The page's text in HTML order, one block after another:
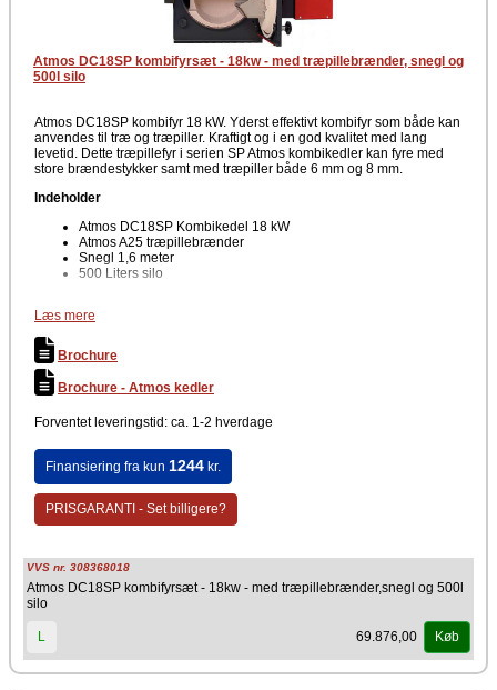
Atmos DC18SP kombifyrsæt - 18kw - med træpillebrænder, snegl og
500l silo
Atmos DC18SP kombifyr 18 kW. Yderst effektivt kombifyr som både kan
anvendes til træ og træpiller. Kraftigt og i en god kvalitet med lang
levetid. Dette træpillefyr i serien SP Atmos kombikedler kan fyre med
store brændestykker samt med træpiller både 6 mm og 8 mm.
Indeholder
Atmos DC18SP Kombikedel 18 kW
Atmos A25 træpillebrænder
Snegl 1,6 meter
500 Liters silo
Høj effektivitet med mere en 90 % med begge brændstoftyper
Mere effektiv varmeveksler
Kompakt og meget robust kedelkonstruktion
Nem vedligehold og drift
Keramisk brændkammer og optimal forgasningsproces
Moderne teknologi
Mere økonomisk i drift pga. højere effektivitet
Lavt strømforbrug
Det er muligt at bestille døråbning hængslet til højre/venstre
En røgudgang
Mulighed for lange intervaller mellem fyring
Vigtig information
Dette kraftfulde kombifyr fra Atmos serien GSP-serien Atmos kombifyr
18kW er en videreudvikling af de effektive GSE-kedler, men med et
Læs mere
Brochure
Brochure - Atmos kedler
Forventet leveringstid: ca. 1-2 hverdage
Finansiering fra kun 1244kr.
PRISGARANTI - Set billigere?
VVS nr. 308368018
Atmos DC18SP kombifyrsæt - 18kw - med træpillebrænder,snegl og 500l
silo
L 69.876,00 Køb